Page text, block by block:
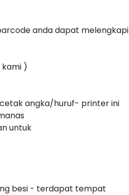
anda dapat melengkapi
)
angka/huruf- printer ini
untuk
besi - terdapat tempat